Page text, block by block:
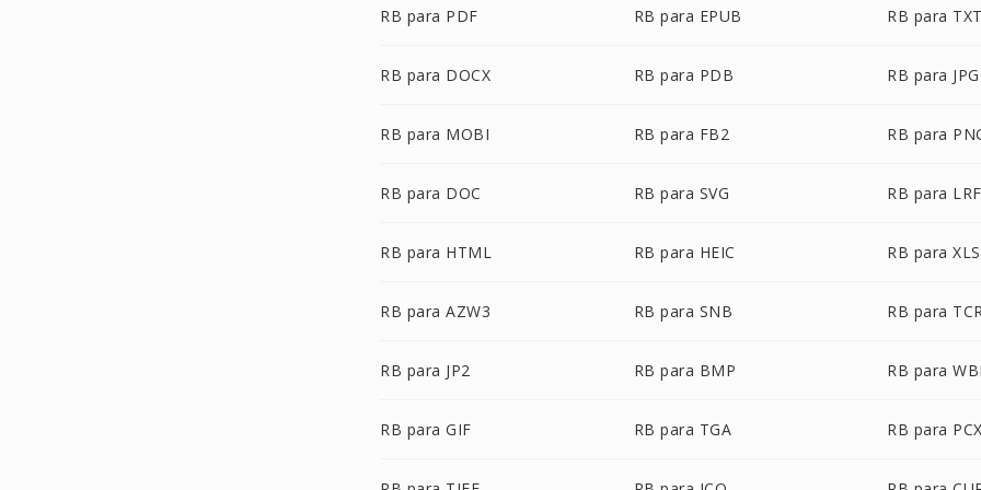
RB para PDF RB para EPUB RB para TXT
RB para DOCX RB para PDB RB para JPG
RB para MOBI RB para FB2 RB para
RB para DOC RB para SVG RB para LRF
RB para HTML RB para HEIC RB para XLS
RB para AZW3 RB para SNB RB para
RB para JP2 RB para BMP RB para
RB para GIF RB para TGA RB para PCX